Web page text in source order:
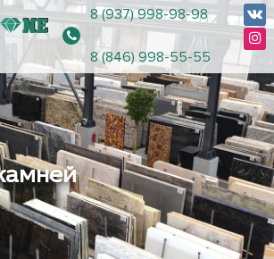
8 (937) 998-98-98
8 (846) 998-55-55